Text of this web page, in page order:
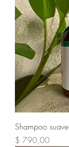
Shampoo suave
Precio
$ 790,00